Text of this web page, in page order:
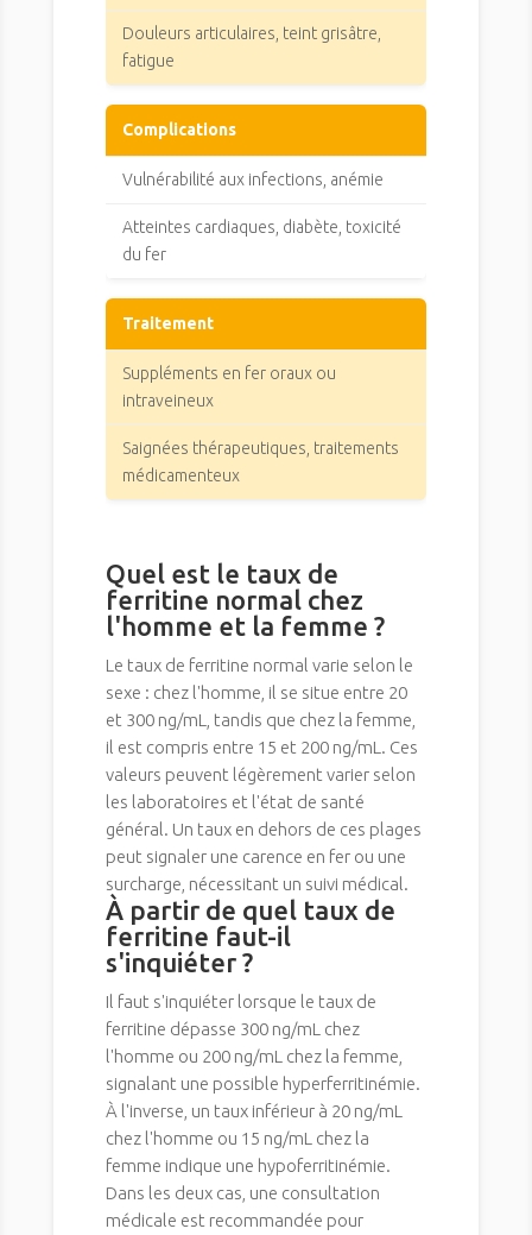
Douleurs articulaires, teint grisâtre,
fatigue
Complications
Vulnérabilité aux infections, anémie
Atteintes cardiaques, diabète, toxicité
du fer
Traitement
Suppléments en fer oraux ou
intraveineux
Saignées thérapeutiques, traitements
médicamenteux
Quel est le taux de
ferritine normal chez
l'homme et la femme ?
Le taux de ferritine normal varie selon le
sexe : chez l'homme, il se situe entre 20
et 300 ng/mL, tandis que chez la femme,
il est compris entre 15 et 200 ng/mL. Ces
valeurs peuvent légèrement varier selon
les laboratoires et l'état de santé
général. Un taux en dehors de ces plages
peut signaler une carence en fer ou une
surcharge, nécessitant un suivi médical.
À partir de quel taux de
ferritine faut-il
s'inquiéter ?
Il faut s'inquiéter lorsque le taux de
ferritine dépasse 300 ng/mL chez
l'homme ou 200 ng/mL chez la femme,
signalant une possible hyperferritinémie.
À l'inverse, un taux inférieur à 20 ng/mL
chez l'homme ou 15 ng/mL chez la
femme indique une hypoferritinémie.
Dans les deux cas, une consultation
médicale est recommandée pour